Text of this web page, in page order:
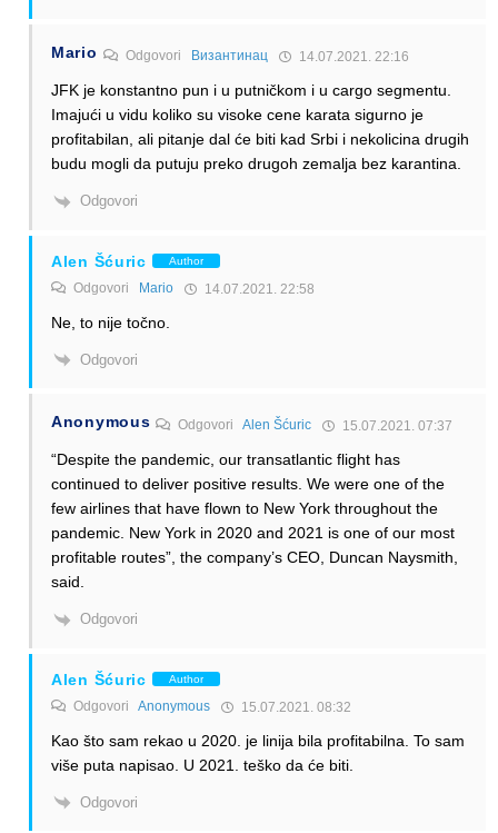
Mario Odgovori Византинац 14.07.2021. 22:16
JFK je konstantno pun i u putničkom i u cargo segmentu.
Imajući u vidu koliko su visoke cene karata sigurno je
profitabilan, ali pitanje dal će biti kad Srbi i nekolicina drugih
budu mogli da putuju preko drugoh zemalja bez karantina.
Odgovori
Alen Šćuric Author
Odgovori Mario 14.07.2021. 22:58
Ne, to nije točno.
Odgovori
Anonymous OdgovoriAlen Šćuric 15.07.2021. 07:37
“Despite the pandemic, our transatlantic flight has
continued to deliver positive results. We were one of the
few airlines that have flown to New York throughout the
pandemic. New York in 2020 and 2021 is one of our most
profitable routes”, the company’s CEO, Duncan Naysmith,
said.
Odgovori
Alen Šćuric Author
Odgovori Anonymous 15.07.2021. 08:32
Kao što sam rekao u 2020. je linija bila profitabilna. To sam
više puta napisao. U 2021. teško da će biti.
Odgovori